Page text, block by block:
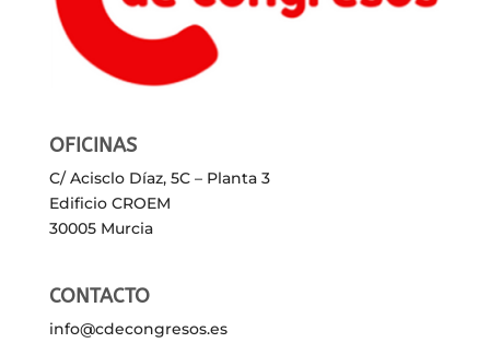
OFICINAS
C/ Acisclo Díaz, 5C – Planta 3
Edificio CROEM
30005 Murcia
CONTACTO
info@cdecongresos.es